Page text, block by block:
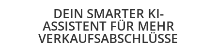
DEIN SMARTER KI-
ASSISTENT FÜR MEHR
VERKAUFSABSCHLÜSSE